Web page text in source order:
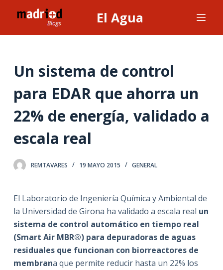
l
n
e
d
El Agua
Un sistema de control
para EDAR que ahorra un
22% de energía, validado a
escala real
REMTAVARES 19 MAYO 2015 GENERAL
El Laboratorio de Ingeniería Química y Ambiental de
la Universidad de Girona ha validado a escala real un
sistema de control automático en tiempo real
(Smart Air MBR®) para depuradoras de aguas
residuales que funcionan con biorreactores de
membrana que permite reducir hasta un 22% los